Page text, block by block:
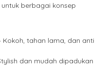
berbagai konsep
Kokoh, tahan lama, dan anti
dan mudah dipadukan